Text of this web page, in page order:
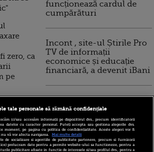
zero, ca
pe
salarii
funcționează cardul de
cumpărături
Incont , site-ul Știrile Pro
TV de informații
economice și educație
financiară, a devenit iBani
financiare inteligente
tale personale să rămână confidențiale
și/sau accesăm informații pe dispozitivul dvs., precum identificatorii
datelor cu caracter personal. Puteți accepta sau gestiona alegerile dvs.
moment, pe pagina cu politica de confidențialitate. Aceste alegeri vor fi
vă vor afecta navigarea.
Mai multe detalii
de socializare si agentiile de publicitate partenere, precum si furnizorii
prelucram date pentru a permite website-ului sa functioneze, pentru a
publicitare afisate in functie de interesele si/sau profilul dvs., pentru a